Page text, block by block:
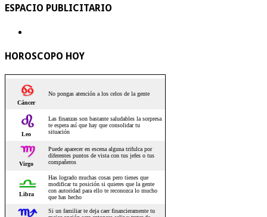
ESPACIO PUBLICITARIO
HOROSCOPO HOY